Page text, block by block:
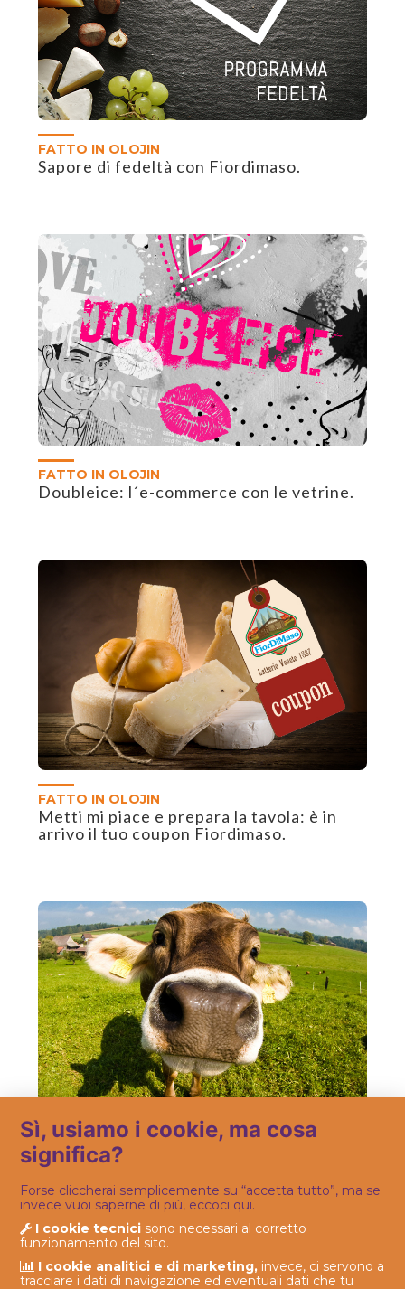
FATTO IN OLOJIN
Sapore di fedeltà con Fiordimaso.
FATTO IN OLOJIN
Doubleice: l´e-commerce con le vetrine.
FATTO IN OLOJIN
Metti mi piace e prepara la tavola: è in
arrivo il tuo coupon Fiordimaso.
FATTO IN OLOJIN
Fiordimaso: la vostra e-bottega di fiducia.
Sì, usiamo i cookie, ma cosa
significa?
Forse cliccherai semplicemente su “accetta tutto”, ma se
invece vuoi saperne di più, eccoci qui.
I cookie tecnici sono necessari al corretto
funzionamento del sito.
I cookie analitici e di marketing, invece, ci servono a
tracciare i dati di navigazione ed eventuali dati che tu